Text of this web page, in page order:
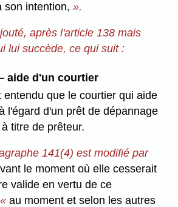
son intention, ».
après l'article 138 mais
lui succède, ce qui suit :
aide d'un courtier
entendu que le courtier qui aide
l'égard d'un prêt de dépannage
titre de prêteur.
141(4) est modifié par
le moment où elle cesserait
valide en vertu de ce
au moment et selon les autres